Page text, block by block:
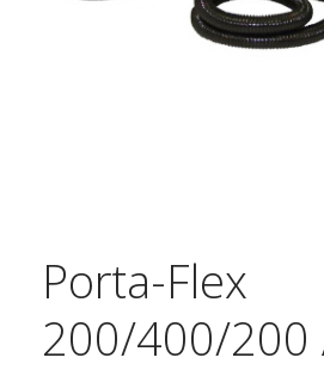
Porta-Flex
200/400/200